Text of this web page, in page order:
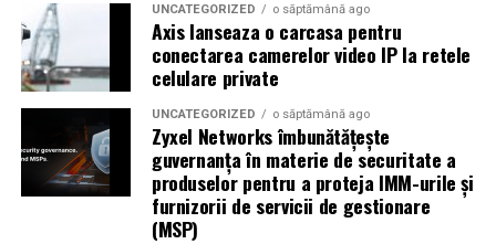
ceară atenție. Apare o mâncărime imaginară pe nas, o
ușoară furnicătură în deget, o nevoie inexplicabilă să-ți
miști umărul. Toate astea sunt răspunsuri normale ale
corpului care, lăsat în pace, începe să-și amintească că
Trucul e să nu te miști. Dacă te scarpini sau îți miști
capul, imaginea poate fi compromisă și unele secvențe
trebuie reluate. Asistenta îți va spune asta dinainte, dar
UNCATEGORIZED o săptămână ago
Axis lanseaza o carcasa pentru
conectarea camerelor video IP la retele
celulare private
UNCATEGORIZED o săptămână ago
Zyxel Networks îmbunătățește
guvernanța în materie de securitate a
produselor pentru a proteja IMM-urile și
furnizorii de servicii de gestionare
(MSP)